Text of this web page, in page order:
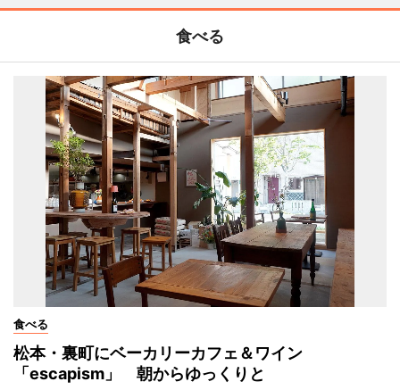
食べる
食べる
松本・裏町にベーカリーカフェ＆ワイン
「escapism」 朝からゆっくりと